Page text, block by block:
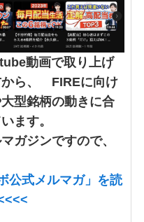
動画で取り上げ
から、 FIREに向け
型銘柄の動きに合
ます。
ガジンですので、
公式メルマガ」 を読